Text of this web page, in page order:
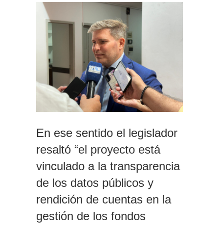
En ese sentido el legislador
resaltó “el proyecto está
vinculado a la transparencia
de los datos públicos y
rendición de cuentas en la
gestión de los fondos